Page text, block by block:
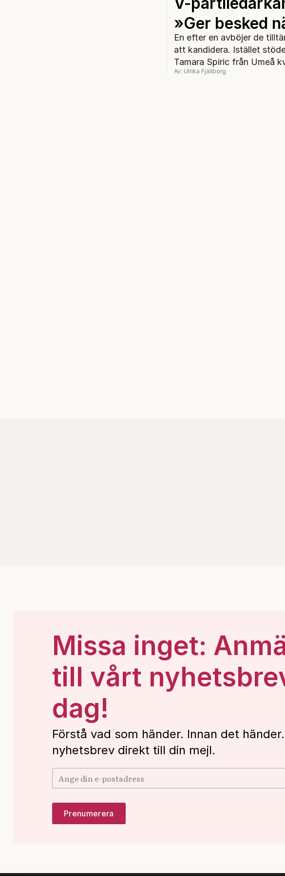
»Ger besked
En efter en avböjer de
att kandidera. Istället
Tamara Spiric från Umeå
Av: Ulrika Fjällborg
Missa inget:
till vårt
dag!
Förstå vad som händer. Innan det
nyhetsbrev direkt till din mejl.